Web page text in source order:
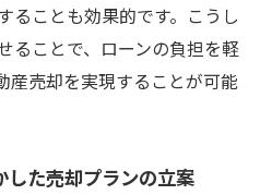
ることも効果的です。こうし
ることで、ローンの負担を軽
産売却を実現することが可能
した売却プランの立案